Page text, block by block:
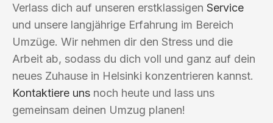
Verlass dich auf unseren erstklassigen Service
und unsere langjährige Erfahrung im Bereich
Umzüge. Wir nehmen dir den Stress und die
Arbeit ab, sodass du dich voll und ganz auf dein
neues Zuhause in Helsinki konzentrieren kannst.
Kontaktiere uns noch heute und lass uns
gemeinsam deinen Umzug planen!